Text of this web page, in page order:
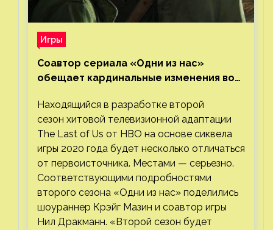
Игры
Соавтор сериала «Одни из нас»
обещает кардинальные изменения во
Находящийся в разработке второй
сезон хитовой телевизионной адаптации
The Last of Us от HBO на основе сиквела
игры 2020 года будет несколько отличаться
от первоисточника. Местами — серьезно.
Соответствующими подробностями
второго сезона «Одни из нас» поделились
шоураннер Крэйг Мазин и соавтор игры
Нил Дракманн. «Второй сезон будет